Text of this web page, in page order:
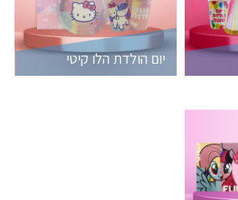
יום הולדת הלו קיטי